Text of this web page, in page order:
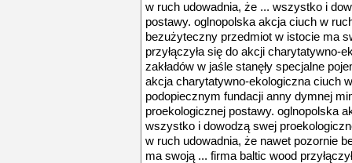
w ruch udowadnia, że ... wszystko i
postawy. oglnopolska akcja ciuch w
bezużyteczny przedmiot w istocie ma
przyłączyła się do akcji charytatywno-
zakładów w jaśle stanęły specjalne
akcja charytatywno-ekologiczna ciuch
podopiecznym fundacji anny dymnej
proekologicznej postawy. oglnopolska
wszystko i dowodzą swej
w ruch udowadnia, że nawet pozornie
ma swoją ... firma baltic wood